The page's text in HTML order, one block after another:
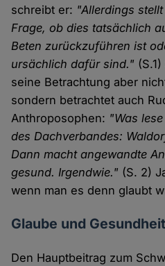
schreibt er: "Allerdings
Frage, ob dies tatsächlich
Beten zurückzuführen ist
ursächlich dafür sind."
seine Betrachtung aber
sondern betrachtet auch
Anthroposophen: "Was
des Dachverbandes:
Dann macht angewandte
gesund. Irgendwie." (S. 2)
wenn man es denn glaubt
Glaube und Gesundheit
Den Hauptbeitrag zum